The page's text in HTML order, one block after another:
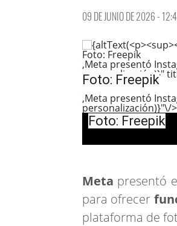
09 DE JUNIO DE 2026 -
Foto: Freepik
,Meta presentó
personalización)}"
Foto: Freepik
,Meta presentó
personalización)}"\/>
Foto: Freepik
Meta presentó
para ofrecer
plataforma de